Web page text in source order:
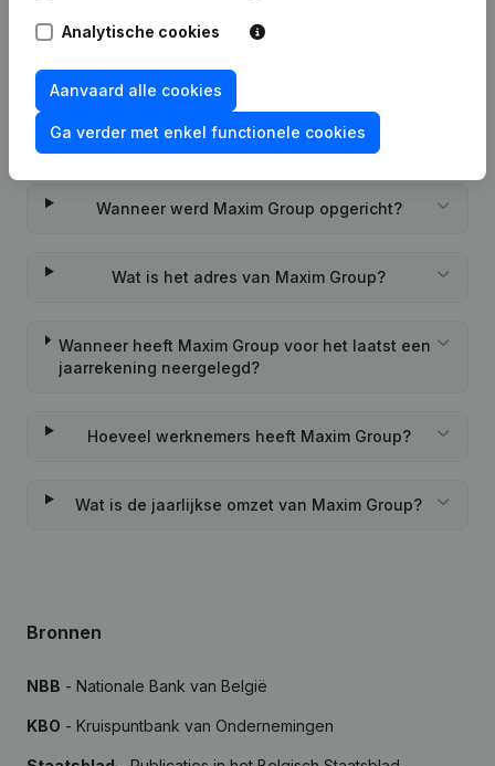
Wat is het btw-nummer van Maxim Group?
Wat is het PEPPOL ID van Maxim Group?
Wanneer werd Maxim Group opgericht?
Wat is het adres van Maxim Group?
Wanneer heeft Maxim Group voor het laatst een
jaarrekening neergelegd?
Hoeveel werknemers heeft Maxim Group?
Wat is de jaarlijkse omzet van Maxim Group?
Bronnen
NBB - Nationale Bank van België
KBO - Kruispuntbank van Ondernemingen
Analytische cookies
Aanvaard alle cookies
Ga verder met enkel functionele cookies